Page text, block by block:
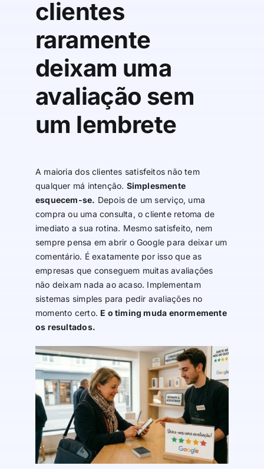
clientes
raramente
deixam uma
avaliação sem
um lembrete
A maioria dos clientes satisfeitos não tem
qualquer má intenção. Simplesmente
esquecem-se. Depois de um serviço, uma
compra ou uma consulta, o cliente retoma de
imediato a sua rotina. Mesmo satisfeito, nem
sempre pensa em abrir o Google para deixar um
comentário. É exatamente por isso que as
empresas que conseguem muitas avaliações
não deixam nada ao acaso. Implementam
sistemas simples para pedir avaliações no
momento certo. E o timing muda enormemente
os resultados.